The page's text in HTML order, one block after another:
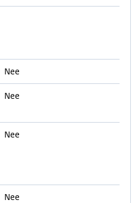
Nee
Nee
Nee
Nee